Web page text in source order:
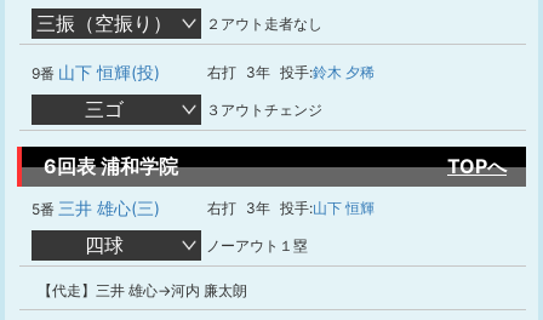
三振（空振り） ２アウト走者なし
9番 山下 恒輝(投) 右打 3年 投手:鈴木 夕稀
三ゴ ３アウトチェンジ
6回表 浦和学院 TOPへ
5番 三井 雄心(三) 右打 3年 投手:山下 恒輝
四球 ノーアウト１塁
【代走】三井 雄心→河内 廉太朗